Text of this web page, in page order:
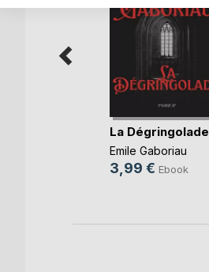
La Dégringolade
Emile Gaboriau
3,99 € Ebook